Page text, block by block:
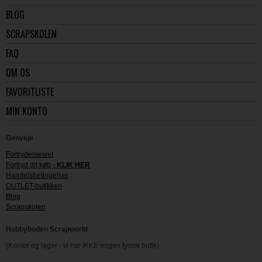
BLOG
SCRAPSKOLEN
FAQ
OM OS
FAVORITLISTE
MIN KONTO
Genveje
Fortrydelsesret
Fortryd dit køb - KLIK HER
Handelsbetingelser
OUTLET-butikken
Blog
Scrapskolen
Hobbyboden Scrapworld
(Kontor og lager - vi har IKKE nogen fysisk butik)